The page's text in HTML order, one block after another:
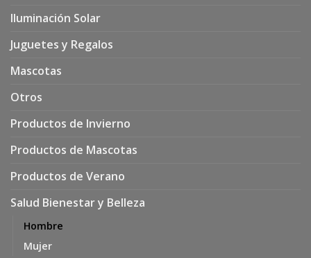
Iluminación Solar
Juguetes y Regalos
Mascotas
Otros
Productos de Invierno
Productos de Mascotas
Productos de Verano
Salud Bienestar y Belleza
Hombre
Mujer